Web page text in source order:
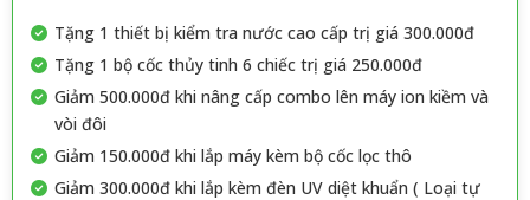
Tặng 1 thiết bị kiểm tra nước cao cấp trị giá 300.000đ
Tặng 1 bộ cốc thủy tinh 6 chiếc trị giá 250.000đ
Giảm 500.000đ khi nâng cấp combo lên máy ion kiềm và
vòi đôi
Giảm 150.000đ khi lắp máy kèm bộ cốc lọc thô
Giảm 300.000đ khi lắp kèm đèn UV diệt khuẩn ( Loại tự